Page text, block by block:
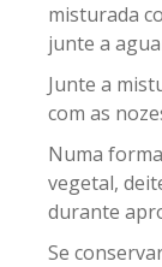
misturada
junte a
Junte a
com as
Numa
vegetal,
durante
Se